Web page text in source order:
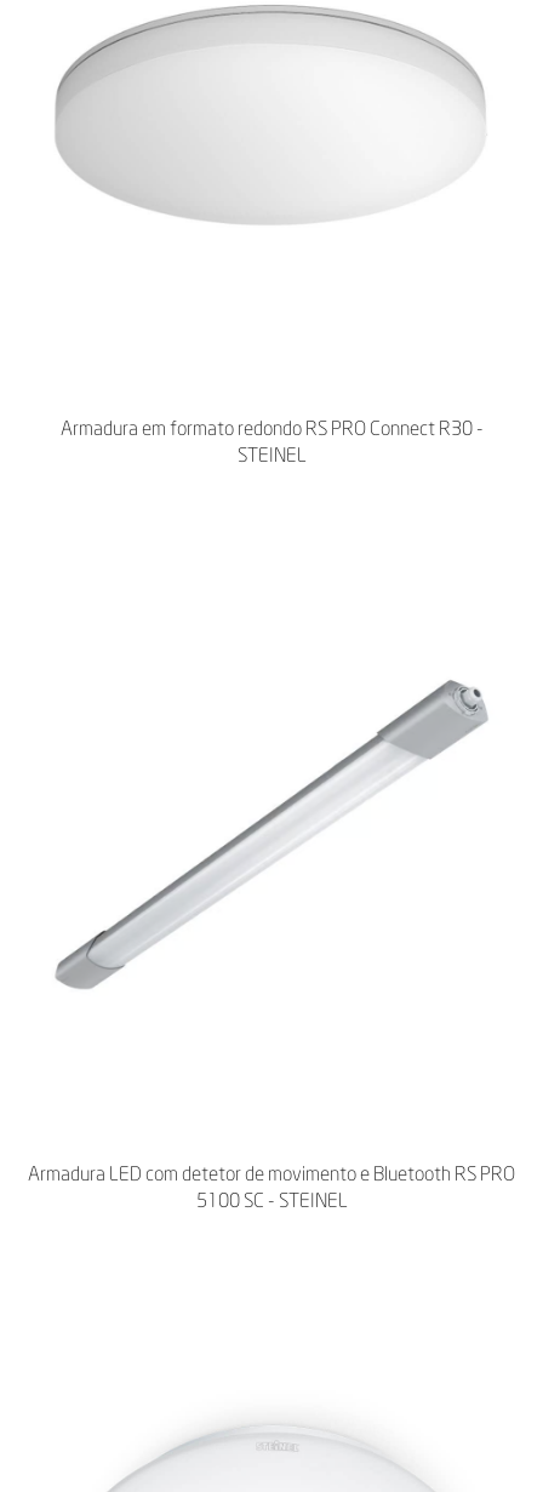
Armadura em formato redondo RS PRO Connect R30 -
STEINEL
Armadura LED com detetor de movimento e Bluetooth RS PRO
5100 SC - STEINEL